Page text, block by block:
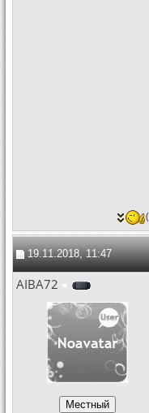
19.11.2018, 11:47
AIBA72